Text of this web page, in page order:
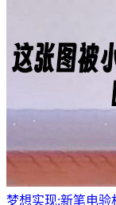
梦想实现:新笔电验